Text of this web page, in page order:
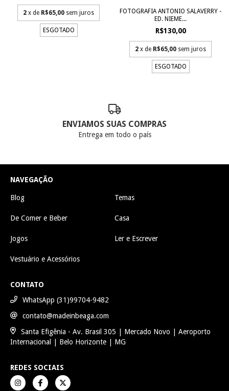
2 x de R$65,00 sem juros
ESGOTADO
FOTOGRAFIA ANTONIO SALAVERRY -
ED. NIEME...
R$130,00
2 x de R$65,00 sem juros
ESGOTADO
ENVIAMOS SUAS COMPRAS
Entrega em todo o país
NAVEGAÇÃO
Blog Temas
De Comer e Beber Casa
Jogos Ler e Escrever
Vestuário e Acessórios
CONTATO
WhatsApp (31)99704-9482
contato@madeinbeaga.com
Santa Efigênia - Av. Brasil 305 | Mercado Novo | Aeroporto
Internacional | Belo Horizonte | MG
REDES SOCIAIS